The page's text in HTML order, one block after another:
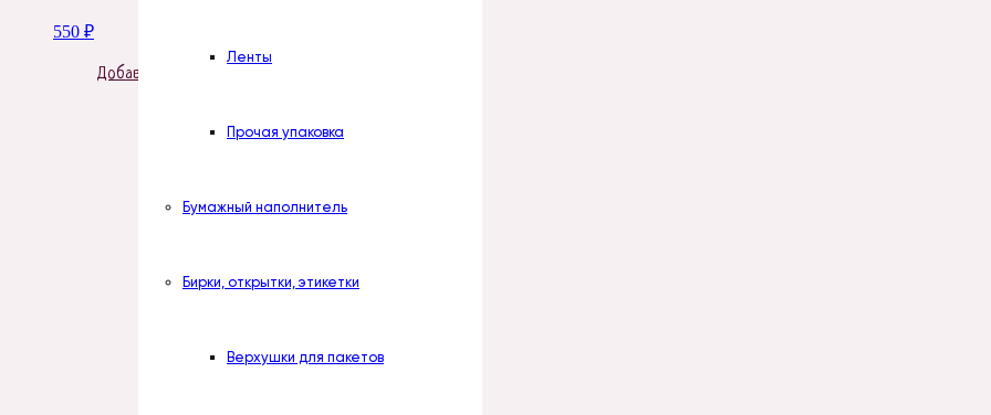
Ленты
Прочая упаковка
Бумажный наполнитель
Бирки, открытки, этикетки
Верхушки для пакетов
550 ₽
Добавить в корзину